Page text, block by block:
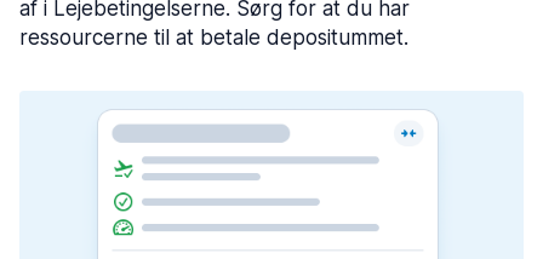
af i Lejebetingelserne. Sørg for at du har
ressourcerne til at betale depositummet.